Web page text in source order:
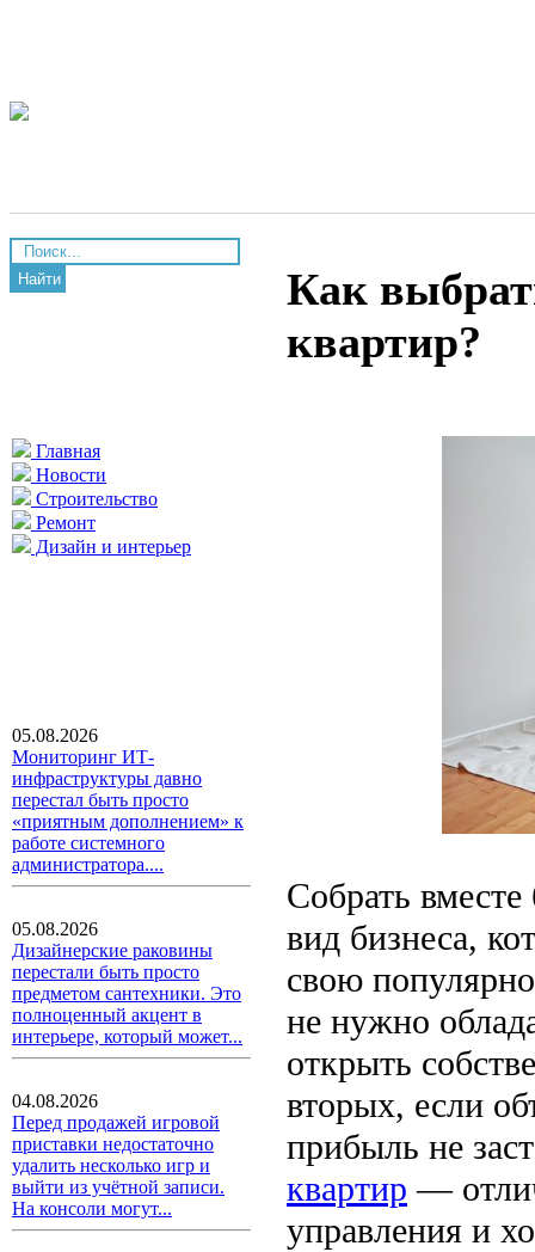
Найти
Главная
Новости
Строительство
Ремонт
Дизайн и интерьер
05.08.2026
Мониторинг ИТ-
инфраструктуры давно
перестал быть просто
«приятным дополнением» к
работе системного
администратора....
05.08.2026
Дизайнерские раковины
перестали быть просто
предметом сантехники. Это
полноценный акцент в
интерьере, который может...
04.08.2026
Перед продажей игровой
приставки недостаточно
удалить несколько игр и
выйти из учётной записи.
На консоли могут...
Как
квартир?
Собрать
вид бизнеса,
свою
не нужно
открыть
вторых, если
прибыль не
квартир —
управления и